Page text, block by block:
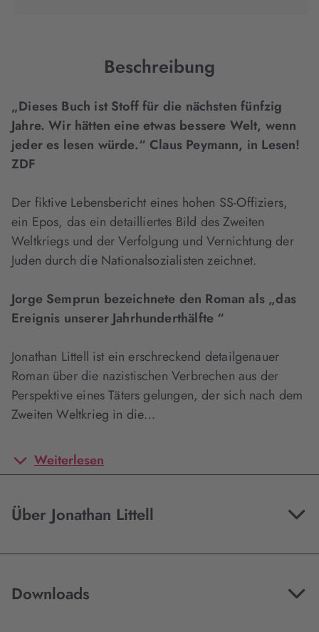
Beschreibung
„Dieses Buch ist Stoff für die nächsten fünfzig
Jahre. Wir hätten eine etwas bessere Welt, wenn
jeder es lesen würde.“ Claus Peymann, in Lesen!
ZDF
Der fiktive Lebensbericht eines hohen SS-Offiziers,
ein Epos, das ein detailliertes Bild des Zweiten
Weltkriegs und der Verfolgung und Vernichtung der
Juden durch die Nationalsozialisten zeichnet.
Jorge Semprun bezeichnete den Roman als „das
Ereignis unserer Jahrhunderthälfte “
Jonathan Littell ist ein erschreckend detailgenauer
Roman über die nazistischen Verbrechen aus der
Perspektive eines Täters gelungen, der sich nach dem
Zweiten Weltkrieg in die…
Weiterlesen
Über Jonathan Littell
Downloads